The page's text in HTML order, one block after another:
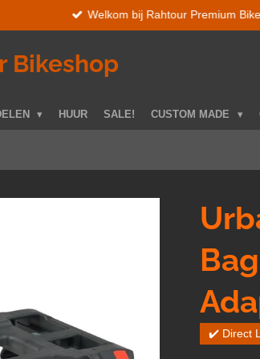
Welkom bij Rahtour Premium
Bikeshop
HUUR SALE! CUSTOM MADE
✔️ Direct